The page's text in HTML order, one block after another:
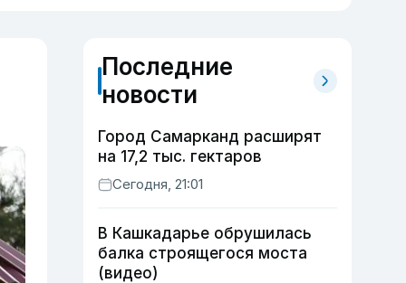
Последние
новости
Город Самарканд расширят
на 17,2 тыс. гектаров
Сегодня, 21:01
В Кашкадарье обрушилась
балка строящегося моста
(видео)